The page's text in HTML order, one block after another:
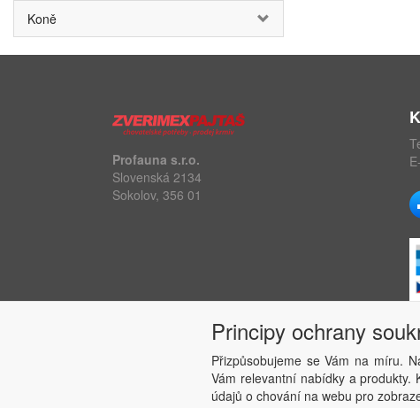
Koně
Profauna s.r.o.
Slovenská 2134
Sokolov, 356 01
Principy ochrany
Přizpůsobujeme se Vám na míru.
Vám relevantní nabídky a produkty.
údajů o chování na webu pro